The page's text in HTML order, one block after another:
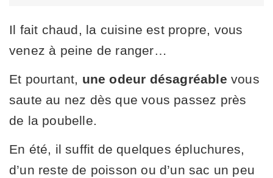
Il fait chaud, la cuisine est propre, vous
venez à peine de ranger…
Et pourtant, une odeur désagréable vous
saute au nez dès que vous passez près
de la poubelle.
En été, il suffit de quelques épluchures,
d’un reste de poisson ou d’un sac un peu